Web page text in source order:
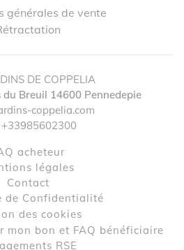
générales de vente
DE COPPELIA
du Breuil 14600 Pennedepie
coppelia.com
+33985602300
acheteur
légales
contact
de Confidentialité
des cookies
mon bon et FAQ bénéficiaire
RSE